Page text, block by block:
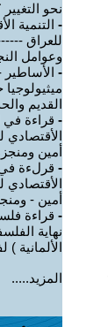
نحو
- التنمية
للعراق
وعوامل
-
القديم
- قراءة في
الأقتصادي
أمين
- قرلءة في
الأقتصادي
أمين -
- قراءة
نهاية
الألمانية
المزيد.....